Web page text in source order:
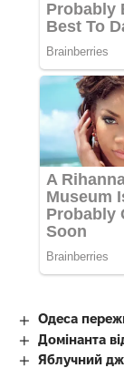
Одеса
Домінанта
Яблучний